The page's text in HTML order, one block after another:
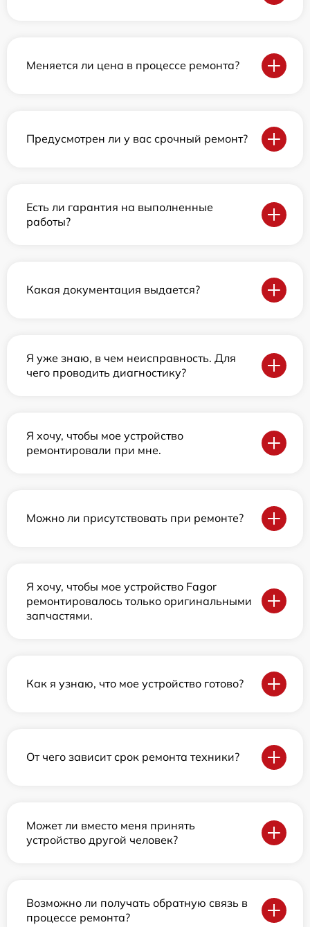
Меняется ли цена в процессе ремонта?
Предусмотрен ли у вас срочный ремонт?
Есть ли гарантия на выполненные
работы?
Какая документация выдается?
Я уже знаю, в чем неисправность. Для
чего проводить диагностику?
Я хочу, чтобы мое устройство
ремонтировали при мне.
Можно ли присутствовать при ремонте?
Я хочу, чтобы мое устройство Fagor
ремонтировалось только оригинальными
запчастями.
Как я узнаю, что мое устройство готово?
От чего зависит срок ремонта техники?
Может ли вместо меня принять
устройство другой человек?
Возможно ли получать обратную связь в
процессе ремонта?